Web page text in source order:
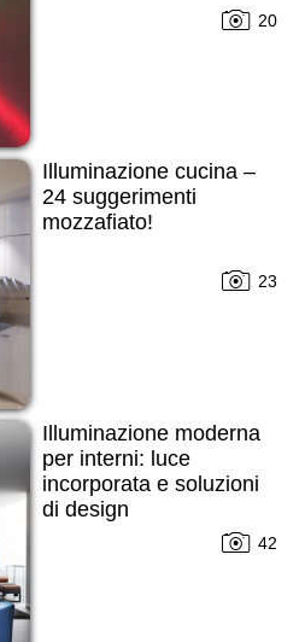
20
Illuminazione cucina –
24 suggerimenti
mozzafiato!
23
Illuminazione moderna
per interni: luce
incorporata e soluzioni
di design
42